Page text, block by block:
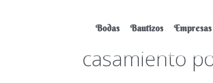
Bodas Bautizos Empresas
casamiento